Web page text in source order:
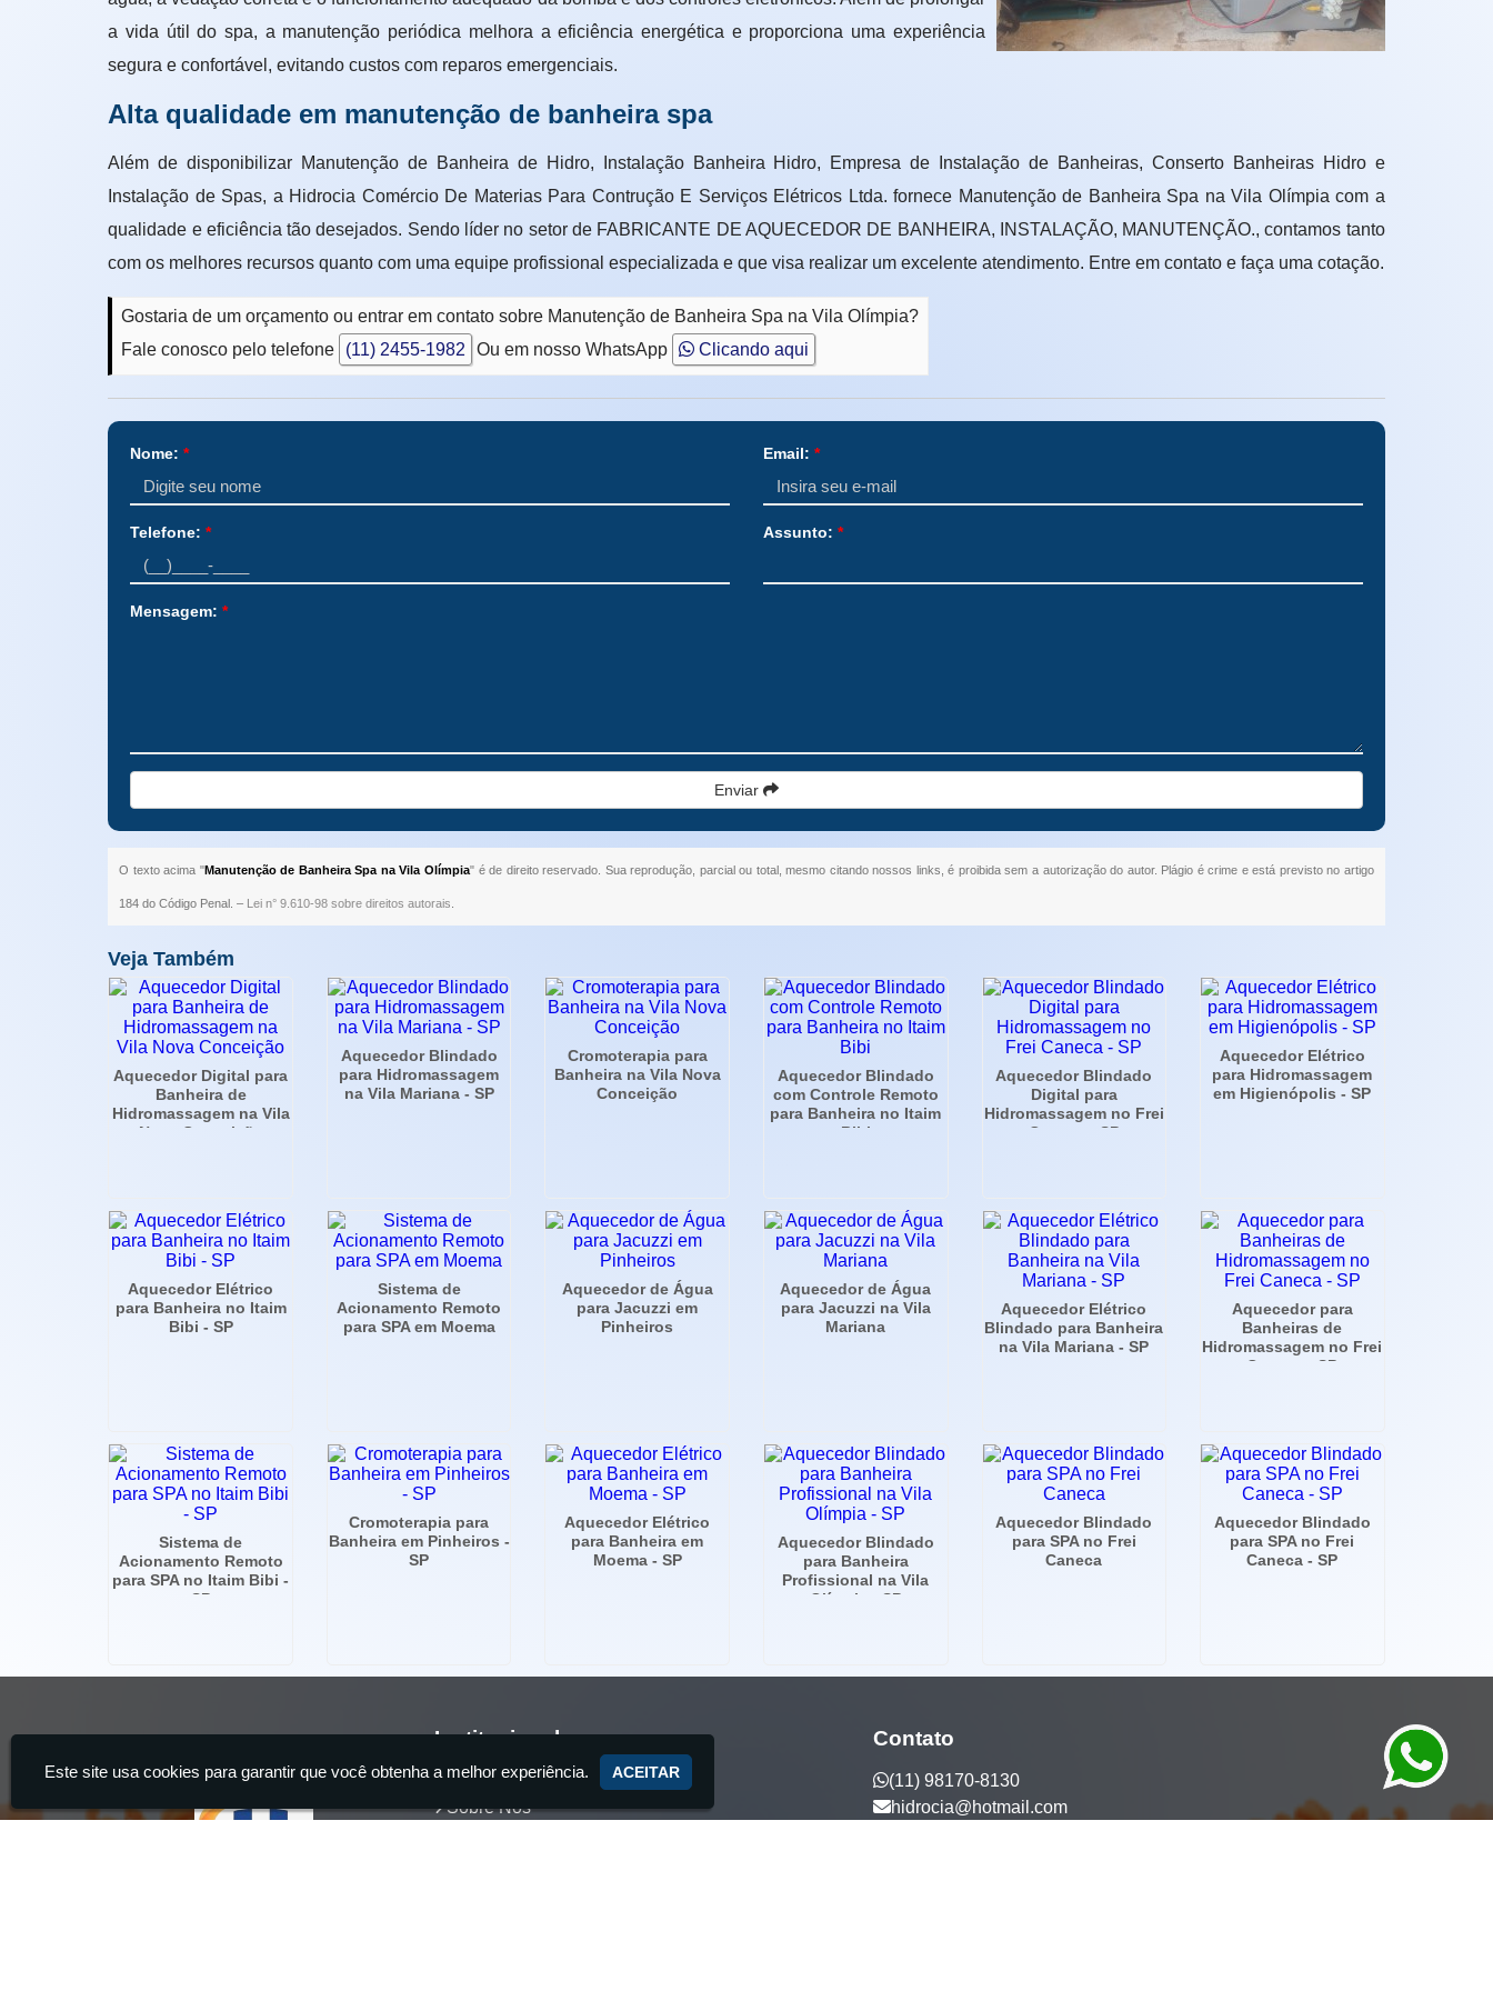
a vida útil do spa, a manutenção periódica melhora a eficiência energética e proporciona uma experiência
segura e confortável, evitando custos com reparos emergenciais.
Alta qualidade em manutenção de banheira spa
Além de disponibilizar Manutenção de Banheira de Hidro, Instalação Banheira Hidro, Empresa de Instalação de Banheiras, Conserto Banheiras Hidro e
Instalação de Spas, a Hidrocia Comércio De Materias Para Contrução E Serviços Elétricos Ltda. fornece Manutenção de Banheira Spa na Vila Olímpia com a
qualidade e eficiência tão desejados. Sendo líder no setor de FABRICANTE DE AQUECEDOR DE BANHEIRA, INSTALAÇÃO, MANUTENÇÃO., contamos tanto
com os melhores recursos quanto com uma equipe profissional especializada e que visa realizar um excelente atendimento. Entre em contato e faça uma cotação.
Gostaria de um orçamento ou entrar em contato sobre Manutenção de Banheira Spa na Vila Olímpia?
Fale conosco pelo telefone
(11) 2455-1982 Ou em nosso WhatsApp Clicando aqui
Nome:* Email: *
Telefone:* Assunto: *
Mensagem:*
Enviar
O texto acima "Manutenção de Banheira Spa na Vila Olímpia" é de direito reservado. Sua reprodução, parcial ou total, mesmo citando nossos links, é proibida sem a autorização do autor. Plágio é crime e está previsto no artigo
184 do Código Penal. – Lei n° 9.610-98 sobre direitos autorais
Veja Também
Aquecedor Digital para
Banheira de
Hidromassagem na Vila
Nova Conceição
Aquecedor Blindado
para Hidromassagem
na Vila Mariana - SP
Cromoterapia para
Banheira na Vila Nova
Conceição
Aquecedor Blindado
com Controle Remoto
para Banheira no Itaim
Bibi
Aquecedor Blindado
Digital para
Hidromassagem no Frei
Caneca - SP
Aquecedor Elétrico
para Hidromassagem
em Higienópolis - SP
Aquecedor Elétrico
para Banheira no Itaim
Bibi - SP
Sistema de
Acionamento Remoto
para SPA em Moema
Aquecedor de Água
para Jacuzzi em
Pinheiros
Aquecedor de Água
para Jacuzzi na Vila
Mariana
Aquecedor Elétrico
Blindado para Banheira
na Vila Mariana - SP
Aquecedor para
Banheiras de
Hidromassagem no Frei
Caneca - SP
Sistema de
Acionamento Remoto
para SPA no Itaim Bibi -
SP
Cromoterapia para
Banheira em Pinheiros -
SP
Aquecedor Elétrico
para Banheira em
Moema - SP
Aquecedor Blindado
para Banheira
Profissional na Vila
Olímpia - SP
Aquecedor Blindado
para SPA no Frei
Caneca
Aquecedor Blindado
para SPA no Frei
Caneca - SP
Institucional
Home
Sobre Nós
Contato
(11) 98170-8130
hidrocia@hotmail.com
Este site usa cookies para garantir que você obtenha a melhor experiência. ACEITAR